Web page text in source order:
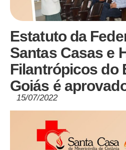
Estatuto da
Santas Casas e
Filantrópicos do
Goiás é
15/07/2022